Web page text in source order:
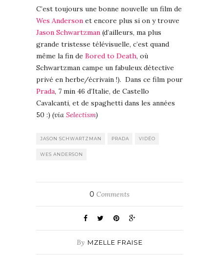
C’est toujours une bonne nouvelle un film de
Wes Anderson et encore plus si on y trouve
Jason Schwartzman (d’ailleurs, ma plus
grande tristesse télévisuelle, c’est quand
même la fin de Bored to Death, où
Schwartzman campe un fabuleux détective
privé en herbe/écrivain !). Dans ce film pour
Prada, 7 min 46 d’Italie, de Castello
Cavalcanti, et de spaghetti dans les années
50 :) (via Selectism)
JASON SCHWARTZMAN PRADA VIDÉO
WES ANDERSON
0 Comments
By MZELLE FRAISE